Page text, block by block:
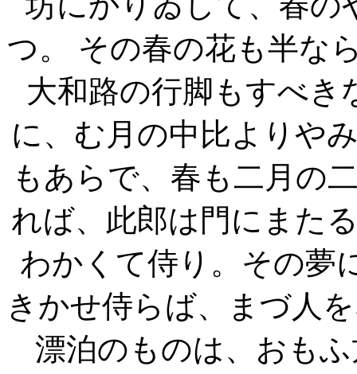
つ。 その春の花も半な
大和路の行脚もすべ
に、む月の中比よりや
もあらで、春も二月の
れば、此郎は門にまた
わかくて侍り。その夢
きかせ侍らば、まづ人
漂泊のものは、おも